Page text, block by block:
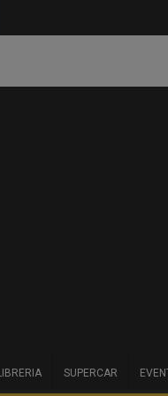
SUPERCAR